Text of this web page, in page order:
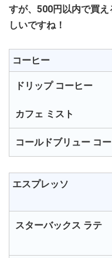
すが、500円以内で買
しいですね！
コーヒー
ドリップ コーヒー
カフェ ミスト
コールドブリュー コ
エスプレッソ
スターバックス ラテ